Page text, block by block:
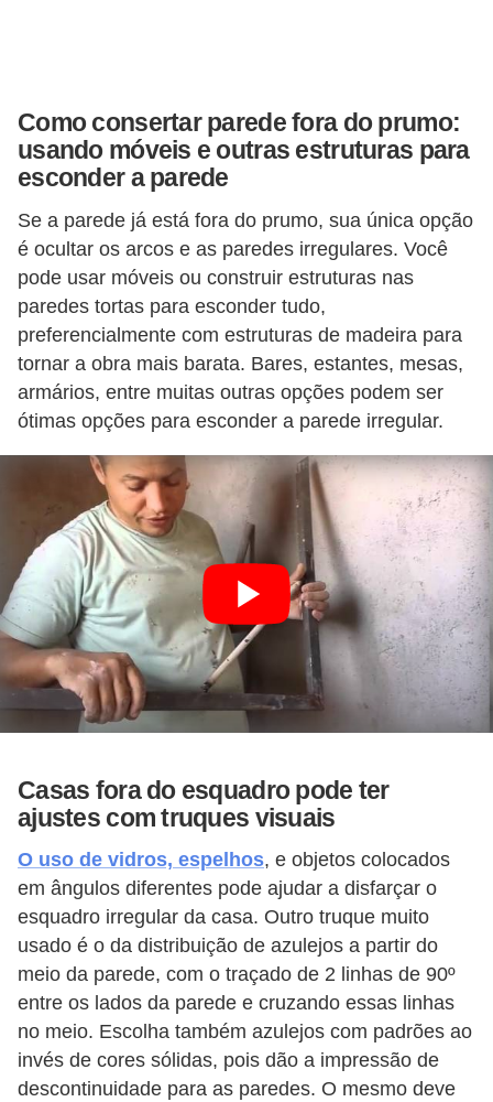
Como consertar parede fora do prumo:
usando móveis e outras estruturas para
esconder a parede
Se a parede já está fora do prumo, sua única opção
é ocultar os arcos e as paredes irregulares. Você
pode usar móveis ou construir estruturas nas
paredes tortas para esconder tudo,
preferencialmente com estruturas de madeira para
tornar a obra mais barata. Bares, estantes, mesas,
armários, entre muitas outras opções podem ser
ótimas opções para esconder a parede irregular.
Casas fora do esquadro pode ter
ajustes com truques visuais
O uso de vidros, espelhos, e objetos colocados
em ângulos diferentes pode ajudar a disfarçar o
esquadro irregular da casa. Outro truque muito
usado é o da distribuição de azulejos a partir do
meio da parede, com o traçado de 2 linhas de 90º
entre os lados da parede e cruzando essas linhas
no meio. Escolha também azulejos com padrões ao
invés de cores sólidas, pois dão a impressão de
descontinuidade para as paredes. O mesmo deve
o
s
S
í
n
d
i
c
o
e
c
o
m
í
n
s